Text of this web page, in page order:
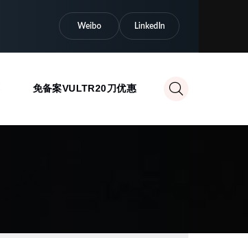
Weibo LinkedIn
免备案VULTR20刀优惠